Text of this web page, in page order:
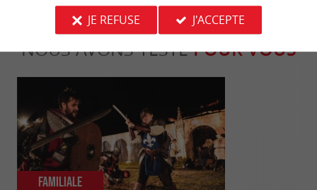
NOUS AVONS TESTÉPOUR VOUS
Familiale
JE REFUSE
J'ACCEPTE